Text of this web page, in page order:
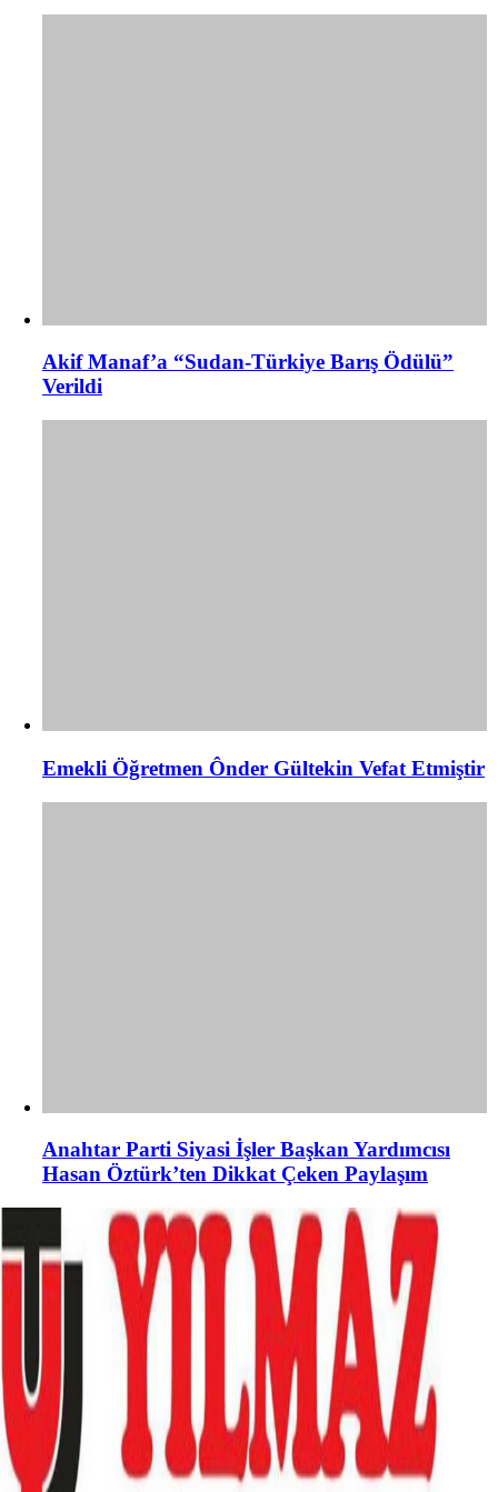
Akif Manaf’a “Sudan-Türkiye Barış Ödülü”
Verildi
Emekli Öğretmen Ônder Gültekin Vefat Etmiştir
Anahtar Parti Siyasi İşler Başkan Yardımcısı
Hasan Öztürk’ten Dikkat Çeken Paylaşım